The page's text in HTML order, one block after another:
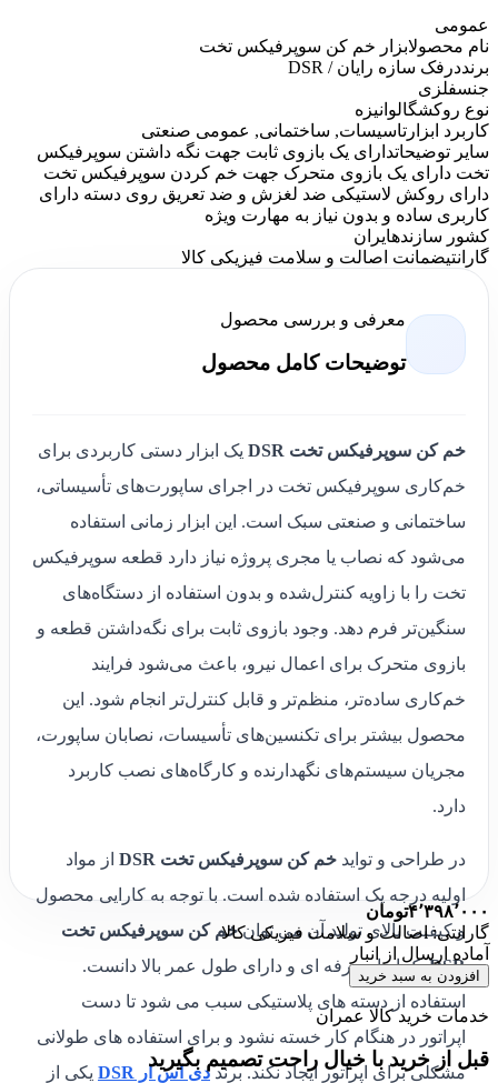
عمومی
نام محصولابزار خم کن سوپرفیکس تخت
برنددرفک سازه رایان / DSR
جنسفلزی
نوع روکشگالوانیزه
کاربرد ابزار تاسیسات, ساختمانی, عمومی صنعتی
سایر توضیحاتدارای یک بازوی ثابت جهت نگه داشتن سوپرفیکس
تخت دارای یک بازوی متحرک جهت خم کردن سوپرفیکس تخت
دارای روکش لاستیکی ضد لغزش و ضد تعریق روی دسته دارای
کاربری ساده و بدون نیاز به مهارت ویژه
کشور سازندهایران
گارانتیضمانت اصالت و سلامت فیزیکی کالا
معرفی و بررسی محصول
توضیحات کامل محصول
خم کن سوپرفیکس تخت DSR
یک ابزار دستی کاربردی برای
خم‌کاری سوپرفیکس تخت در اجرای ساپورت‌های تأسیساتی،
ساختمانی و صنعتی سبک است. این ابزار زمانی استفاده
می‌شود که نصاب یا مجری پروژه نیاز دارد قطعه سوپرفیکس
تخت را با زاویه کنترل‌شده و بدون استفاده از دستگاه‌های
سنگین‌تر فرم دهد. وجود بازوی ثابت برای نگه‌داشتن قطعه و
بازوی متحرک برای اعمال نیرو، باعث می‌شود فرایند
خم‌کاری ساده‌تر، منظم‌تر و قابل کنترل‌تر انجام شود. این
محصول بیشتر برای تکنسین‌های تأسیسات، نصابان ساپورت،
مجریان سیستم‌های نگهدارنده و کارگاه‌های نصب کاربرد
دارد.
در طراحی و تواید خم کن سوپرفیکس تخت DSR
از مواد
اولیه درجه یک استفاده شده است. با توجه به کارایی محصول
و کیفیت بالای تولید آن می توانخم کن سوپرفیکس تخت
DSR یک ابزار حرفه ای و دارای طول عمر بالا دانست.
استفاده از دسته های پلاستیکی سبب می شود تا دست
اپراتور در هنگام کار خسته نشود و برای استفاده های طولانی
مشکلی برای اپراتور ایجاد نکند. برنددی اس ار DSR
یکی از
۴٬۳۹۸٬۰۰۰تومان
گارانتی: اصالت و سلامت فیزیکی کالا
آماده ارسال از انبار
افزودن به سبد خرید
خدمات خرید کالا عمران
قبل از خرید با خیال راحت تصمیم بگیرید